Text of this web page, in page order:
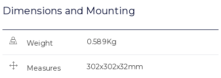
Dimensions and Mounting
Weight 0.589Kg
Measures 302x302x32mm